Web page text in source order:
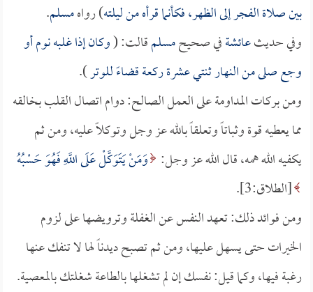
بين صلاة الفجر إلى الظهر، فكأنما قرأه من ليلته) رواهمسلم.
وفي حديثعائشةفي صحيحمسلمقالت: (وكان إذا غلبه نوم أو
وجع صلى من النهار ثنتي عشرة ركعة قضاءً للوتر).
ومن بركات المداومة على العمل الصالح: دوام اتصال القلب بخالقه
مما يعطيه قوة وثباتاً وتعلقاً بالله عز وجل وتوكلاً عليه، ومن ثم
يكفيه الله همه، قال الله عز وجل: وَمَنْ يَتَوَكَّلْ عَلَى اللَّهِ فَهُوَ حَسْبُهُ
[الطلاق:3].
ومن فوائد ذلك: تعهد النفس عن الغفلة وترويضها على لزوم
الخيرات حتى يسهل عليها، ومن ثم تصبح ديدناً لها لا تنفك عنها
رغبة فيها، وكما قيل: نفسك إن لم تشغلها بالطاعة شغلتك بالمعصية.